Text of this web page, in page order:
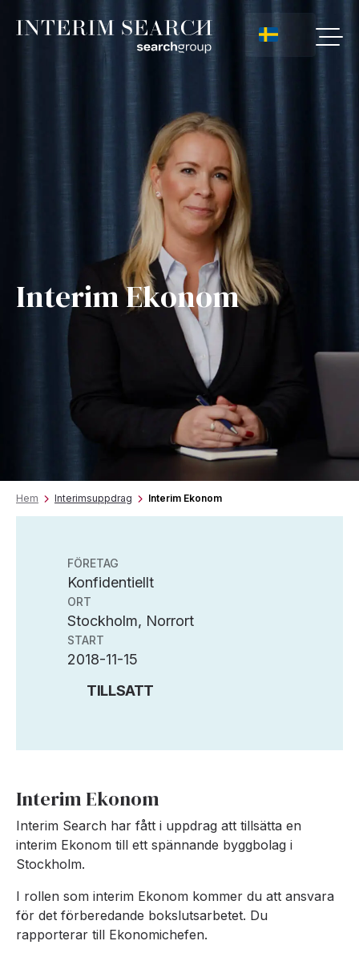
Interim Ekonom
Hem Interimsuppdrag Interim Ekonom
FÖRETAG
Konfidentiellt
ORT
Stockholm, Norrort
START
2018-11-15
TILLSATT
Interim Ekonom
Interim Search har fått i uppdrag att tillsätta en
interim Ekonom till ett spännande byggbolag i
Stockholm.
I rollen som interim Ekonom kommer du att ansvara
för det förberedande bokslutsarbetet. Du
rapporterar till Ekonomichefen.